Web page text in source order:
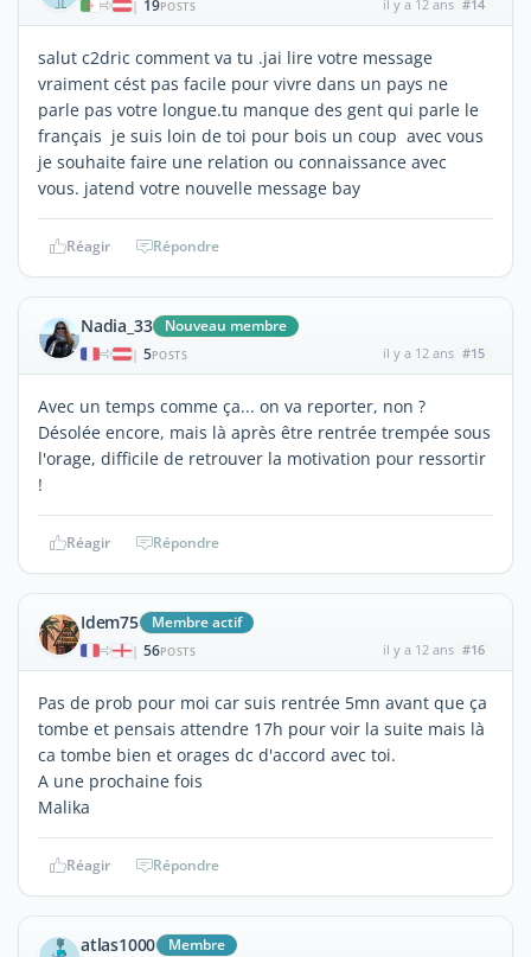
| 19POSTS il y a 12 ans #14
salut c2dric comment va tu .jai lire votre message
vraiment cést pas facile pour vivre dans un pays ne
parle pas votre longue.tu manque des gent qui parle le
français je suis loin de toi pour bois un coup avec vous
je souhaite faire une relation ou connaissance avec
vous. jatend votre nouvelle message bay
Réagir Répondre
Nadia_33 Nouveau membre
| 5POSTS il y a 12 ans #15
Avec un temps comme ça... on va reporter, non ?
Désolée encore, mais là après être rentrée trempée sous
l'orage, difficile de retrouver la motivation pour ressortir
!
Réagir Répondre
Idem75 Membre actif
| 56POSTS il y a 12 ans #16
Pas de prob pour moi car suis rentrée 5mn avant que ça
tombe et pensais attendre 17h pour voir la suite mais là
ca tombe bien et orages dc d'accord avec toi.
A une prochaine fois
Malika
Réagir Répondre
atlas1000 Membre